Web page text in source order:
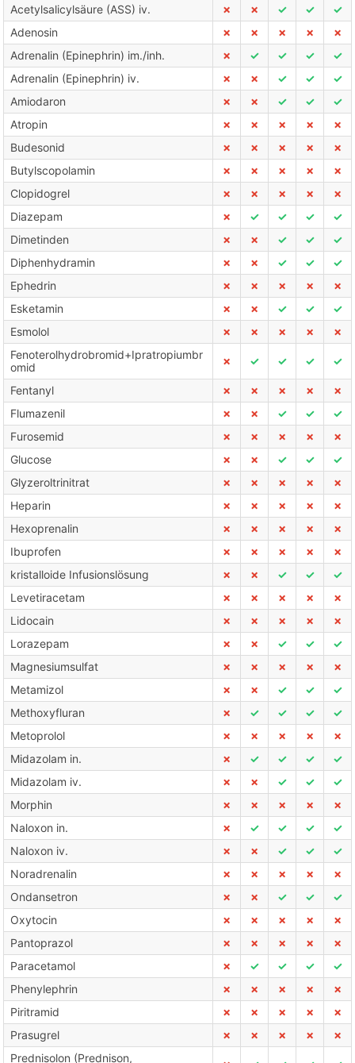
Acetylsalicylsäure (ASS) iv.
✗ ✗ ✓ ✓
✓
Adenosin
✗ ✗ ✗ ✗
✗
Adrenalin (Epinephrin) im./inh.
✗ ✓ ✓ ✓
✓
Adrenalin (Epinephrin) iv.
✗ ✗ ✓ ✓
✓
Amiodaron
✗ ✗ ✓ ✓
✓
Atropin
✗ ✗ ✗ ✗
✗
Budesonid
✗ ✗ ✗ ✗
✗
Butylscopolamin
✗ ✗ ✗ ✗
✗
Clopidogrel
✗ ✗ ✗ ✗
✗
Diazepam
✗ ✓ ✓ ✓
✓
Dimetinden
✗ ✗ ✓ ✓
✓
Diphenhydramin
✗ ✗ ✓ ✓
✓
Ephedrin
✗ ✗ ✗ ✗
✗
Esketamin
✗ ✗ ✓ ✓
✓
Esmolol
✗ ✗ ✗ ✗
✗
Fenoterolhydrobromid+Ipratropiumbr
omid
✗ ✓ ✓ ✓ ✓
Fentanyl ✗ ✗ ✗ ✗
✗
Flumazenil
✗ ✗ ✓ ✓
✓
Furosemid
✗ ✗ ✗ ✗
✗
Glucose
✗ ✗ ✓ ✓
✓
Glyzeroltrinitrat
✗ ✗ ✗ ✗
✗
Heparin
✗ ✗ ✗ ✗
✗
Hexoprenalin
✗ ✗ ✗ ✗
✗
Ibuprofen
✗ ✗ ✗ ✗
✗
kristalloide Infusionslösung
✗ ✗ ✓ ✓
✓
Levetiracetam
✗ ✗ ✗ ✗
✗
Lidocain
✗ ✗ ✗ ✗
✗
Lorazepam
✗ ✗ ✓ ✓
✓
Magnesiumsulfat
✗ ✗ ✗ ✗
✗
Metamizol
✗ ✗ ✓ ✓
✓
Methoxyfluran
✗ ✓ ✓ ✓
✓
Metoprolol
✗ ✗ ✗ ✗
✗
Midazolam in.
✗ ✓ ✓ ✓
✓
Midazolam iv.
✗ ✗ ✓ ✓
✓
Morphin
✗ ✗ ✗ ✗
✗
Naloxon in.
✗ ✓ ✓ ✓
✓
Naloxon iv.
✗ ✗ ✓ ✓
✓
Noradrenalin
✗ ✗ ✗ ✗
✗
Ondansetron
✗ ✗ ✓ ✓
✓
Oxytocin
✗ ✗ ✗ ✗
✗
Pantoprazol
✗ ✗ ✗ ✗
✗
Paracetamol
✗ ✓ ✓ ✓
✓
Phenylephrin
✗ ✗ ✗ ✗
✗
Piritramid
✗ ✗ ✗ ✗
✗
Prasugrel
✗ ✗ ✗ ✗
✗
Prednisolon (Prednison,